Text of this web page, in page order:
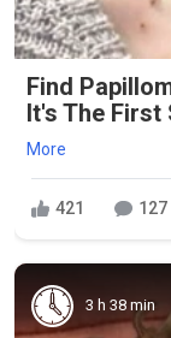
Find
It's The First
More
421 127
3 h 38 min